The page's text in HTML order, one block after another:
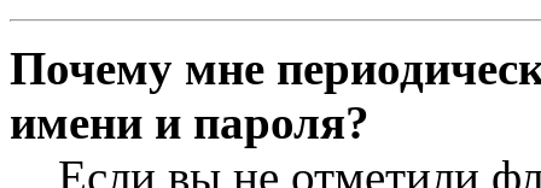
Почему мне
имени и пароля?
Если вы не отметили